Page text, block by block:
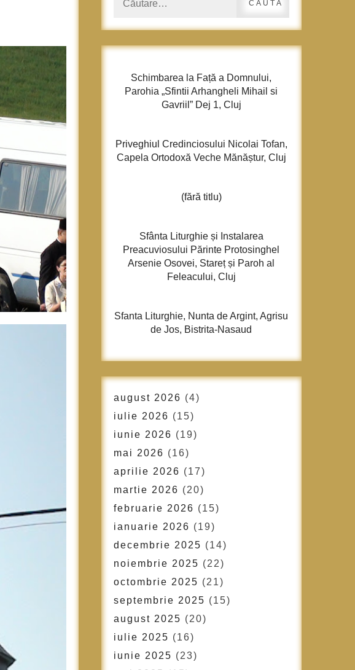
după:
Schimbarea la Față a Domnului,
Parohia „Sfintii Arhangheli Mihail si
Gavriil” Dej 1, Cluj
Priveghiul Credinciosului Nicolai Tofan,
Capela Ortodoxă Veche Mănăștur, Cluj
(fără titlu)
Sfânta Liturghie și Instalarea
Preacuviosului Părinte Protosinghel
Arsenie Osovei, Stareț și Paroh al
Feleacului, Cluj
Sfanta Liturghie, Nunta de Argint, Agrisu
de Jos, Bistrita-Nasaud
august 2026 (4)
iulie 2026 (15)
iunie 2026 (19)
mai 2026 (16)
aprilie 2026 (17)
martie 2026 (20)
februarie 2026 (15)
ianuarie 2026 (19)
decembrie 2025 (14)
noiembrie 2025 (22)
octombrie 2025 (21)
septembrie 2025 (15)
august 2025 (20)
iulie 2025 (16)
iunie 2025 (23)